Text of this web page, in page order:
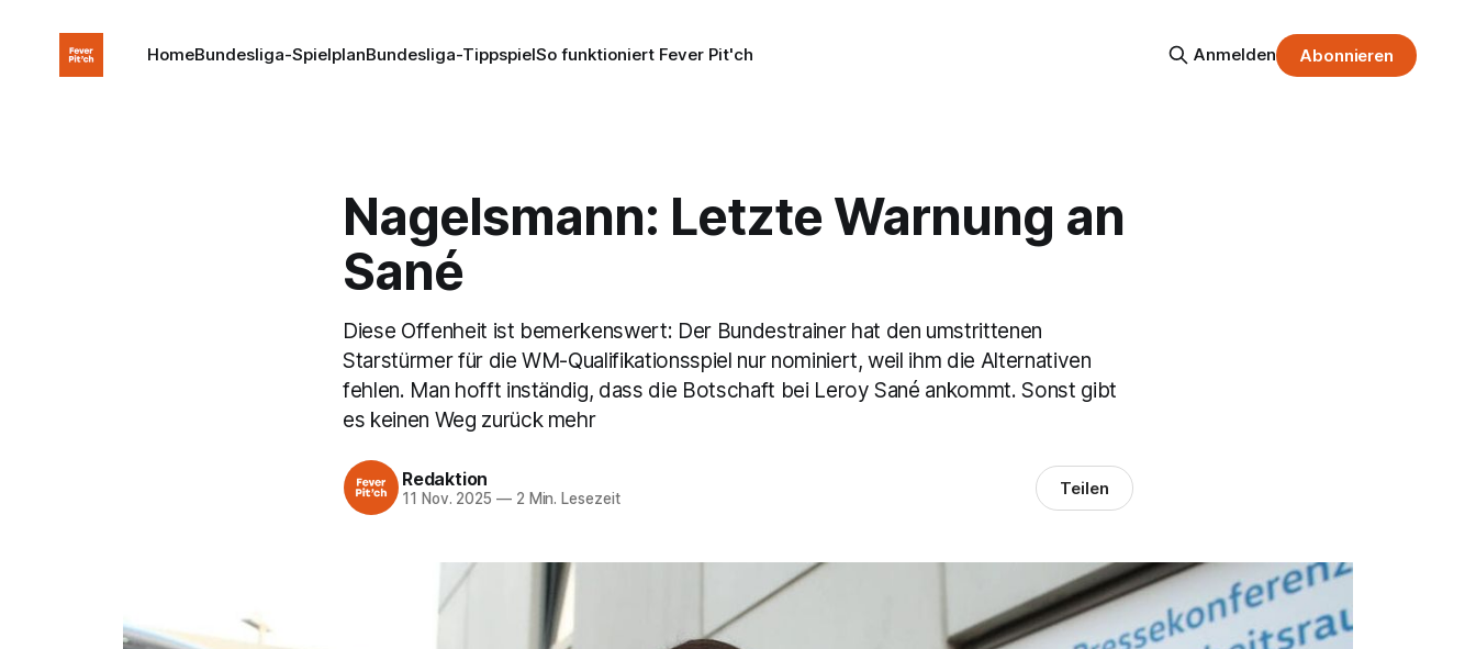
HomeBundesliga-SpielplanBundesliga-TippspielSo funktioniert Fever Pit'ch Anmelden Abonnieren
Nagelsmann: Letzte Warnung an
Sané
Diese Offenheit ist bemerkenswert: Der Bundestrainer hat den umstrittenen
Starstürmer für die WM-Qualifikationsspiel nur nominiert, weil ihm die Alternativen
fehlen. Man hofft inständig, dass die Botschaft bei Leroy Sané ankommt. Sonst gibt
es keinen Weg zurück mehr
Redaktion
11 Nov. 2025 —2 Min. Lesezeit Teilen